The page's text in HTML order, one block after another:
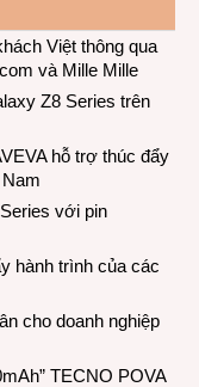
Việt thông qua
và Mille Mille
Z8 Series trên
hỗ trợ thúc đẩy
với pin
hành trình của các
cho doanh nghiệp
TECNO POVA